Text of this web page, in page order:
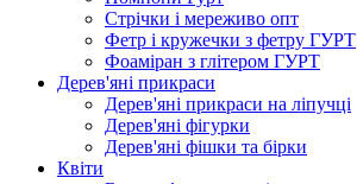
Стрічки і мереживо опт
Фетр і кружечки з фетру ГУРТ
Фоаміран з глітером ГУРТ
Дерев'яні прикраси
Дерев'яні прикраси на ліпучці
Дерев'яні фігурки
Дерев'яні фішки та бірки
Квіти